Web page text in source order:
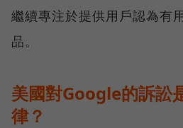
繼續專注於提供用戶認為有
品。
美國對Google的訴訟
律？